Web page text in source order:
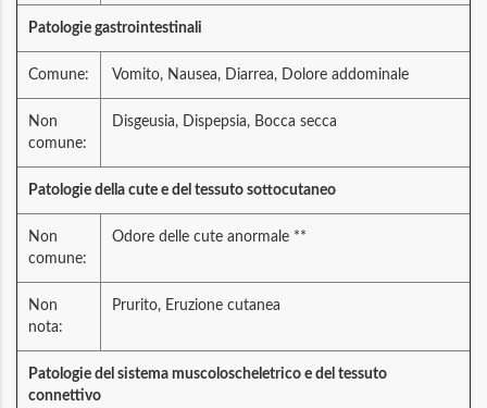
Patologie gastrointestinali
Comune: Vomito, Nausea, Diarrea, Dolore addominale
Non
comune:
Disgeusia, Dispepsia, Bocca secca
Patologie della cute e del tessuto sottocutaneo
Non
comune:
Odore delle cute anormale **
Non
nota:
Prurito, Eruzione cutanea
Patologie del sistema muscoloscheletrico e del tessuto
connettivo